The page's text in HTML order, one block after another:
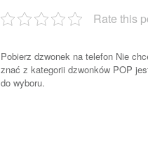
Rate this
Pobierz dzwonek na telefon Nie
znać z kategorii dzwonków POP
do wyboru.